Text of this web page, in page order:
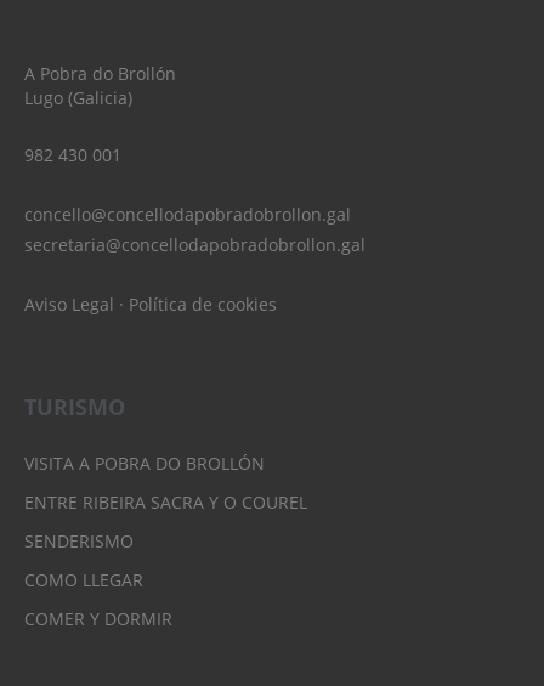
A Pobra do Brollón
Lugo (Galicia)
982 430 001
concello@concellodapobradobrollon.gal
secretaria@concellodapobradobrollon.gal
Aviso Legal · Política de cookies
TURISMO
VISITA A POBRA DO BROLLÓN
ENTRE RIBEIRA SACRA Y O COUREL
SENDERISMO
COMO LLEGAR
COMER Y DORMIR